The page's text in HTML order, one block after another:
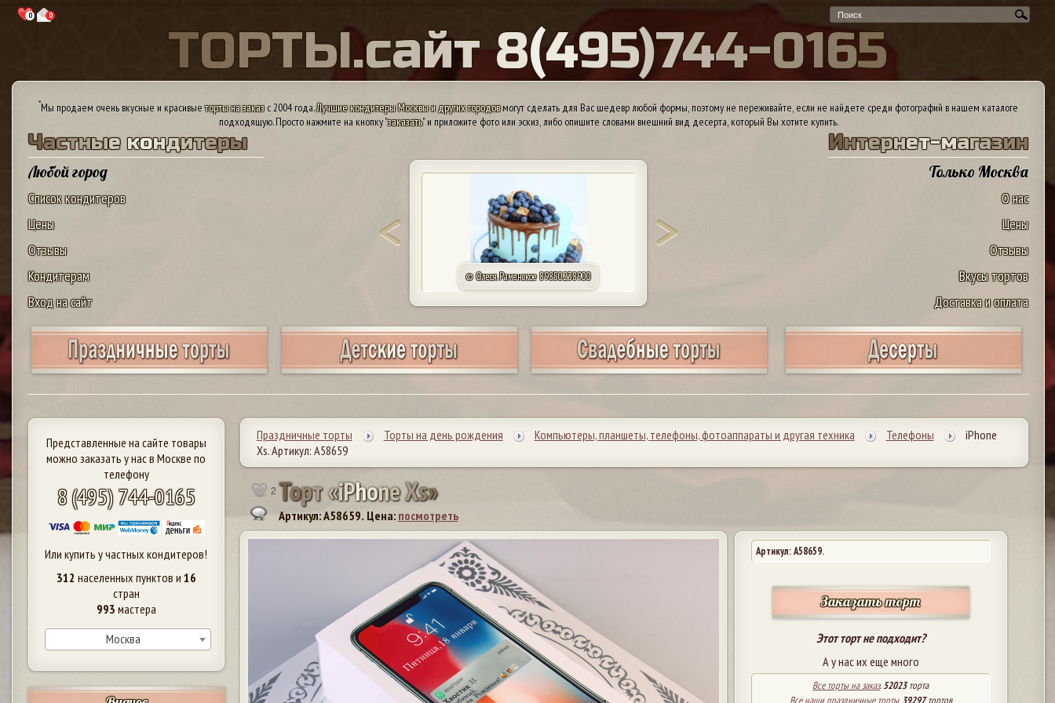
0 0
ТОРТЫ.сайт 8(495)744-0165
*Мы продаем очень вкусные и красивыеторты на заказс 2004 года.Лучшие кондитеры Москвы и других городовмогут сделать для Вас шедевр любой формы, поэтому не переживайте, если не найдете среди фотографий в нашем каталоге
подходящую. Просто нажмите на кнопку "заказать" и приложите фото или эскиз, либо опишите словами внешний вид десерта, который Вы хотите купить.
Частные кондитеры
Любой город
Список кондитеров
Цены
Отзывы
Кондитерам
Вход на сайт
Интернет-магазин
Только Москва
О нас
Цены
Отзывы
Вкусы тортов
Доставка и оплата
© КП «Алтуфьево». Москва 84957440165
Представленные на сайте товары
можно заказать у нас в Москве по
телефону
8 (495) 744-0165
Или купить у частных кондитеров!
312 населенных пунктов и 16
стран
993 мастера
Москва
Праздничные торты Торты на день рождения Компьютеры, планшеты, телефоны, фотоаппараты и другая техника Телефоны
iPhone
Xs. Артикул: А58659
2 Торт«iPhoneXs»
Артикул: A58659. Цена: посмотреть
Артикул: A58659.
Заказать торт
Этот торт не подходит?
А у нас их еще много
Все торты на заказ.52023торта
Все наши праздничные торты.39297тортов